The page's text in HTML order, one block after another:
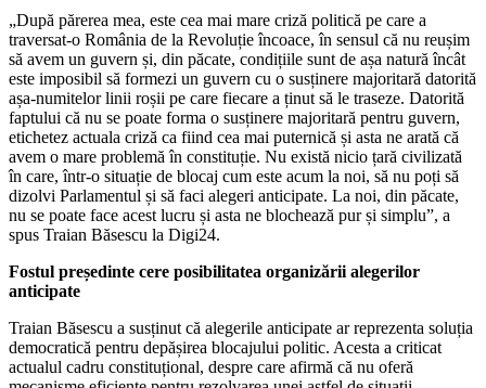
„După părerea mea, este cea mai mare criză politică pe care a
traversat-o România de la Revoluție încoace, în sensul că nu reușim
să avem un guvern și, din păcate, condițiile sunt de așa natură încât
este imposibil să formezi un guvern cu o susținere majoritară datorită
așa-numitelor linii roșii pe care fiecare a ținut să le traseze. Datorită
faptului că nu se poate forma o susținere majoritară pentru guvern,
etichetez actuala criză ca fiind cea mai puternică și asta ne arată că
avem o mare problemă în constituție. Nu există nicio țară civilizată
în care, într-o situație de blocaj cum este acum la noi, să nu poți să
dizolvi Parlamentul și să faci alegeri anticipate. La noi, din păcate,
nu se poate face acest lucru și asta ne blochează pur și simplu”, a
spus Traian Băsescu la Digi24.
Fostul președinte cere posibilitatea organizării alegerilor
anticipate
Traian Băsescu a susținut că alegerile anticipate ar reprezenta soluția
democratică pentru depășirea blocajului politic. Acesta a criticat
actualul cadru constituțional, despre care afirmă că nu oferă